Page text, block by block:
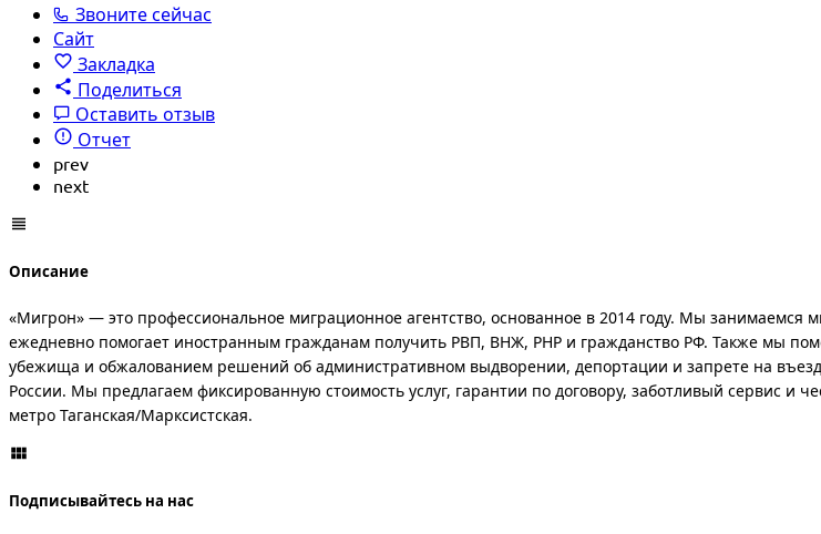
Звоните сейчас
Сайт
Закладка
Поделиться
Оставить отзыв
Отчет
prev
next
Описание
«Мигрон» — это профессиональное миграционное агентство, основанное в 2014 году. Мы
ежедневно помогает иностранным гражданам получить РВП, ВНЖ, РНР и гражданство РФ. Также мы
убежища и обжалованием решений об административном выдворении, депортации и запрете на
России. Мы предлагаем фиксированную стоимость услуг, гарантии по договору, заботливый сервис
метро Таганская/Марксистская.
Подписывайтесь на нас